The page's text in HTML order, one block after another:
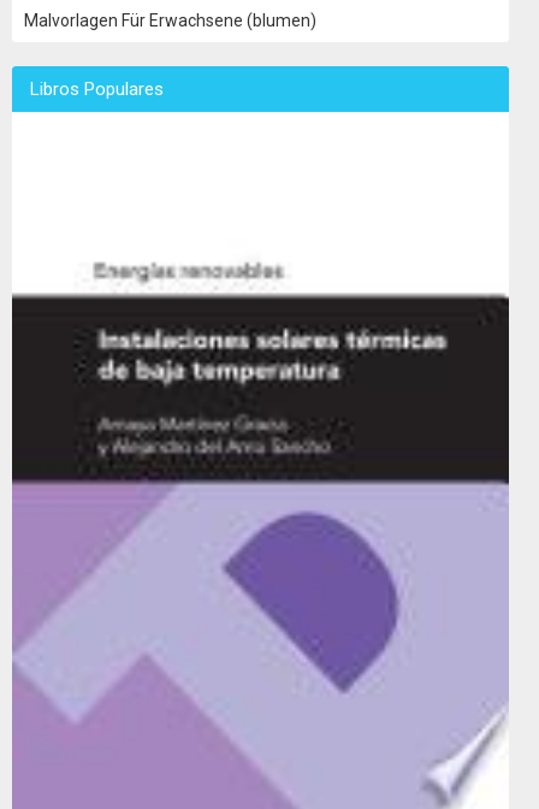
Malvorlagen Für Erwachsene (blumen)
Libros Populares